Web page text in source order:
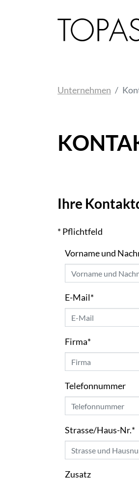
Unternehmen
Ihre
* Pflichtfeld
Vorname und
E-Mail*
Firma*
Telefonnummer
Strasse/Haus-Nr.*
Zusatz